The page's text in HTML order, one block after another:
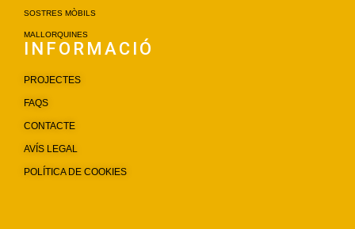
SOSTRES MÒBILS
MALLORQUINES
INFORMACIÓ
PROJECTES
FAQS
CONTACTE
AVÍS LEGAL
POLÍTICA DE COOKIES